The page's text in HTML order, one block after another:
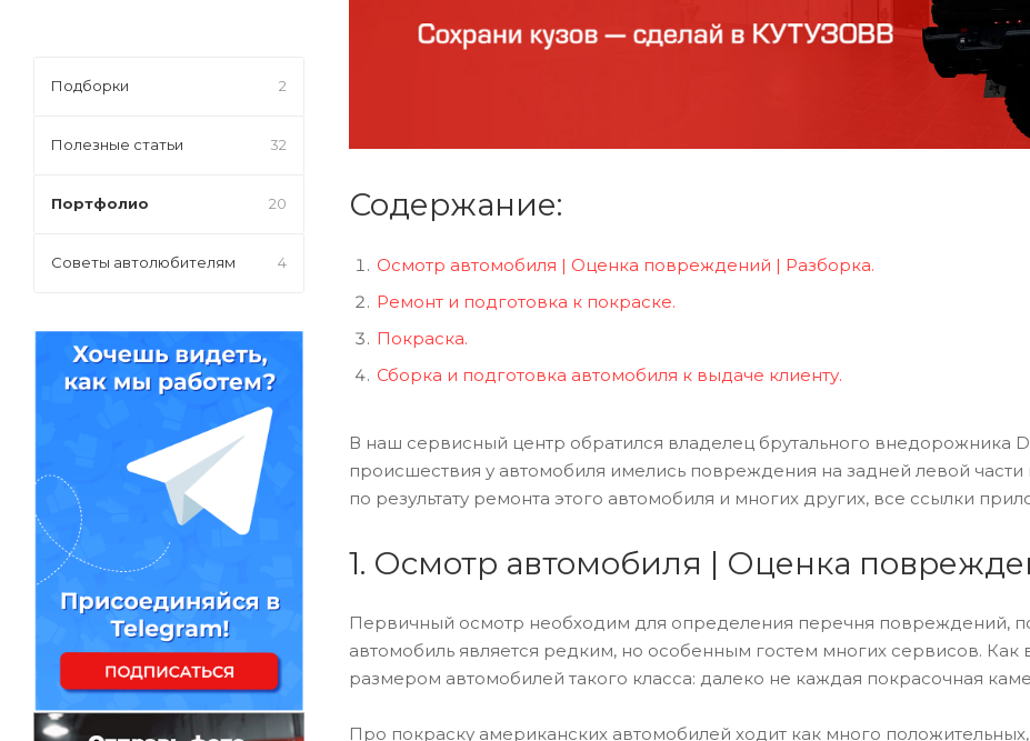
Содержание:
Осмотр автомобиля | Оценка повреждений | Разборка.
Ремонт и подготовка к покраске.
Покраска.
Сборка и подготовка автомобиля к выдаче клиенту.
В наш сервисный центр обратился владелец брутального внедорожника
происшествия у автомобиля имелись повреждения на задней левой части
по результату ремонта этого автомобиля и многих других, все ссылки
1. Осмотр автомобиля | Оценка
Первичный осмотр необходим для определения перечня повреждений,
автомобиль является редким, но особенным гостем многих сервисов. Как
размером автомобилей такого класса: далеко не каждая покрасочная
Про покраску американских автомобилей ходит как много
Подборки 2
Полезные статьи 32
Портфолио 20
Советы автолюбителям 4